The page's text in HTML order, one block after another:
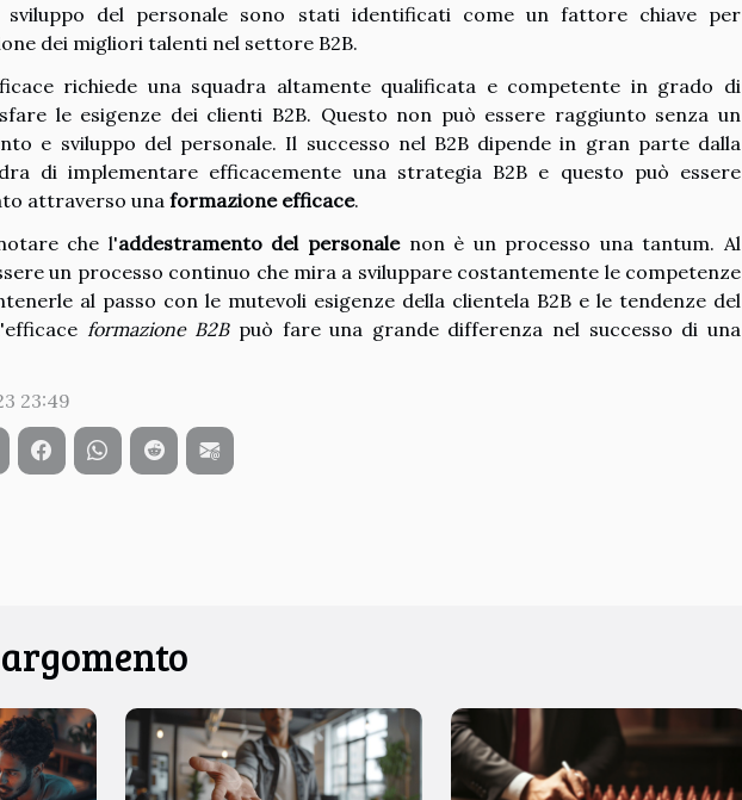
del personale sono stati identificati come un fattore chiave per
dei migliori talenti nel settore B2B.
richiede una squadra altamente qualificata e competente in grado di
le esigenze dei clienti B2B. Questo non può essere raggiunto senza un
e sviluppo del personale. Il successo nel B2B dipende in gran parte dalla
di implementare efficacemente una strategia B2B e questo può essere
attraverso una formazione efficace.
che l'addestramento del personalenon è un processo una tantum. Al
un processo continuo che mira a sviluppare costantemente le competenze
al passo con le mutevoli esigenze della clientela B2B e le tendenze del
formazione B2Bpuò fare una grande differenza nel successo di una
23:49